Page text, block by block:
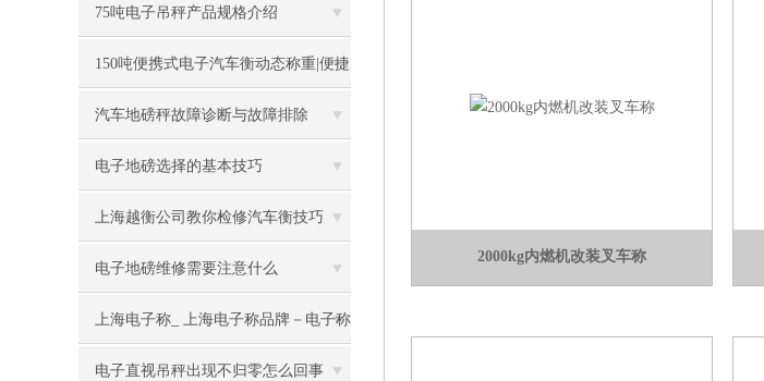
75吨电子吊秤产品规格介绍
150吨便携式电子汽车衡动态称重|便捷
式汽车衡动态介绍
汽车地磅秤故障诊断与故障排除
电子地磅选择的基本技巧
上海越衡公司教你检修汽车衡技巧
电子地磅维修需要注意什么
上海电子称_ 上海电子称品牌－电子称
批发
电子直视吊秤出现不归零怎么回事
2000kg内燃机改装叉车称